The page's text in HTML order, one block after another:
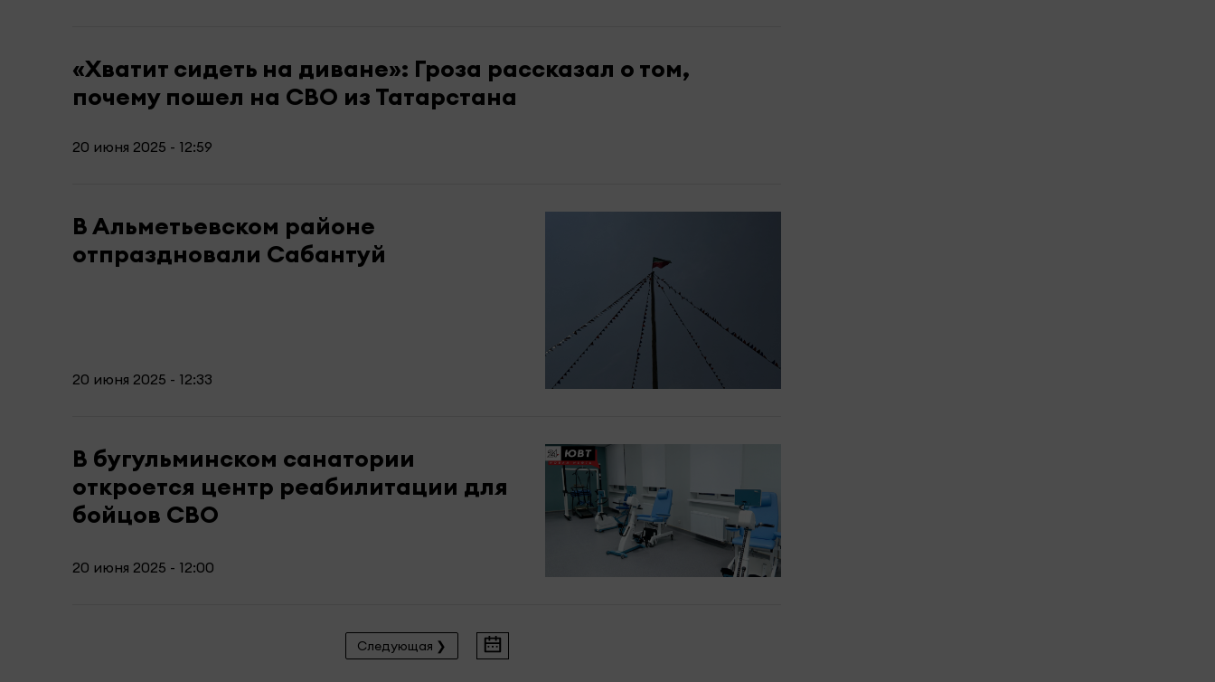
«Хватит сидеть на диване»: Гроза рассказал о том,
почему пошел на СВО из Татарстана
20 июня 2025 - 12:59
В Альметьевском районе
отпраздновали Сабантуй
20 июня 2025 - 12:33
В бугульминском санатории
откроется центр реабилитации для
бойцов СВО
20 июня 2025 - 12:00
Следующая ❯